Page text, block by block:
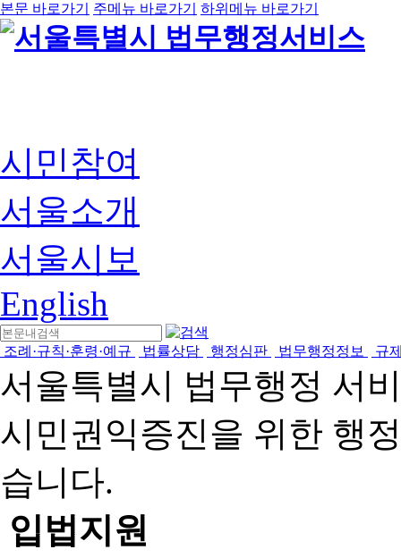
본문 바로가기 주메뉴 바로가기 하위메뉴 바로가기
시민참여
서울소개
서울시보
English
조례·규칙·훈령·예규 법률상담 행정심판 법무행정정보 규
서울특별시 법무행정 서
시민권익증진을 위한 행
습니다.
입법지원